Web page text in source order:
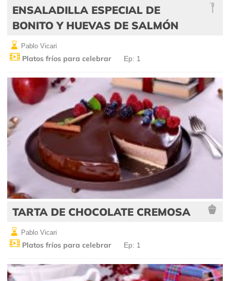
ENSALADILLA ESPECIAL DE
BONITO Y HUEVAS DE SALMÓN
Pablo Vicari
Platos fríos para celebrar Ep: 1
TARTA DE CHOCOLATE CREMOSA
Pablo Vicari
Platos fríos para celebrar Ep: 1